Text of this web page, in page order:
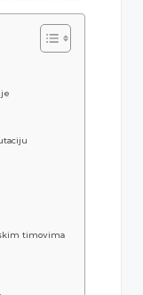
timovima